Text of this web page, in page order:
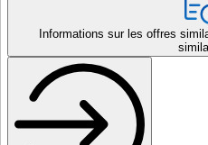
Informations sur les offres